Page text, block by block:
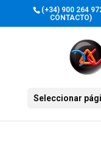
(+34) 900 264
CONTACTO)
Seleccionar